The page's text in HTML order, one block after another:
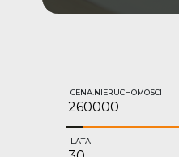
CENA.NIERUCHOMOSCI
LATA